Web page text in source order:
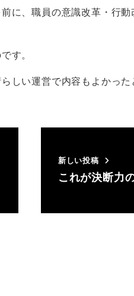
に、職員の意識改革・行
す。
しい運営で内容もよかった
新しい投稿
これが決断力